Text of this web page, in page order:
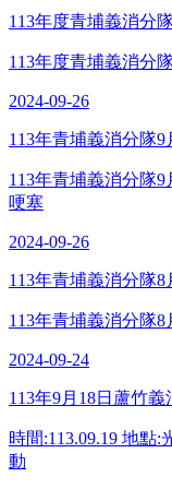
113年度青埔義消分
113年度青埔義消分
2024-09-26
113年青埔義消分隊9
113年青埔義消分隊9
哽塞
2024-09-26
113年青埔義消分隊8
113年青埔義消分隊
2024-09-24
113年9月18日蘆竹
時間:113.09.19 地點
動